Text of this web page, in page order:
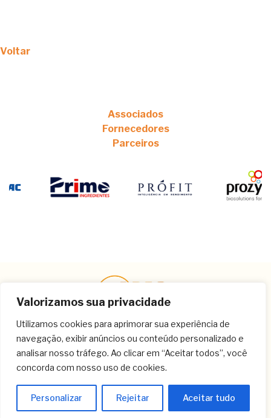
Valorizamos sua privacidade
Utilizamos cookies para aprimorar sua experiência de
navegação, exibir anúncios ou conteúdo personalizado e
analisar nosso tráfego. Ao clicar em “Aceitar todos”, você
concorda com nosso uso de cookies.
Personalizar Rejeitar Aceitar tudo
Voltar
Associados
Fornecedores
Parceiros
Contato
(11) 3259-8266